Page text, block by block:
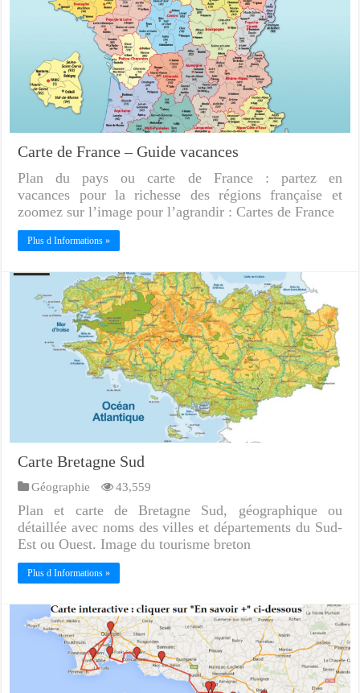
Carte de France – Guide vacances
Plan du pays ou carte de France : partez en
vacances pour la richesse des régions française et
zoomez sur l’image pour l’agrandir : Cartes de France
Plus d Informations »
Carte Bretagne Sud
Géographie 43,559
Plan et carte de Bretagne Sud, géographique ou
détaillée avec noms des villes et départements du Sud-
Est ou Ouest. Image du tourisme breton
Plus d Informations »